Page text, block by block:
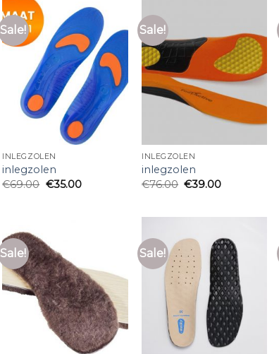
Sale!
INLEGZOLEN
inlegzolen
€69.00 €35.00
Sale!
INLEGZOLEN
inlegzolen
€76.00 €39.00
Sale! Sale!